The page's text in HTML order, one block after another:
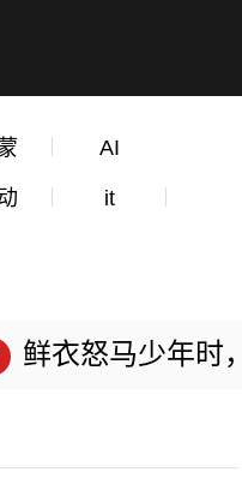
AI
it
鲜衣怒马少年时，不负